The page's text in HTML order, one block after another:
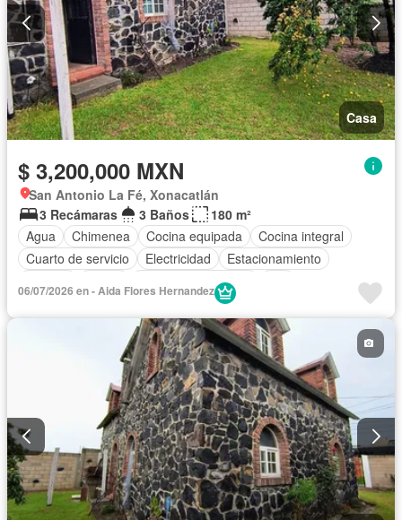
Casa
$ 3,200,000 MXN
San Antonio La Fé, Xonacatlán
3 Recámaras
3 Baños
180 m²
Agua
Chimenea Cocina equipada
Cocina integral
Cuarto de servicio
Electricidad
Estacionamiento
Televisión por cable
06/07/2026 en - Aida Flores Hernandez